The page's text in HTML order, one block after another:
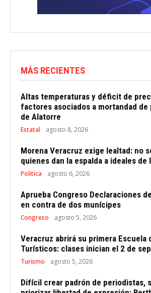
MÁS RECIENTES
Altas temperaturas y déficit de
factores asociados a mortandad de
de Alatorre
Estatal agosto 8, 2026
Morena Veracruz exige lealtad: no
quienes dan la espalda a ideales de
Politica agosto 6, 2026
Aprueba Congreso Declaraciones
en contra de dos munícipes
Congreso agosto 5, 2026
Veracruz abrirá su primera Escuela
Turísticos: clases inician el 2 de
Turismo agosto 5, 2026
Difícil crear padrón de periodistas,